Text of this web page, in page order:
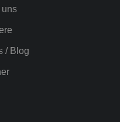
uns
/ Blog